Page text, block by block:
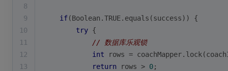
8
9
if(Boolean.TRUE.equals(success)) {
10
try {
11
// 数据库乐观锁
12
int rows =
13
return rows > 0;